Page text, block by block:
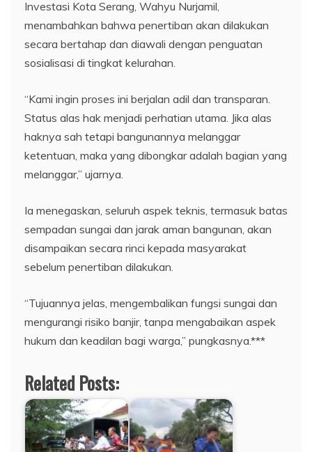
Investasi Kota Serang, Wahyu Nurjamil,
menambahkan bahwa penertiban akan dilakukan
secara bertahap dan diawali dengan penguatan
sosialisasi di tingkat kelurahan.
“Kami ingin proses ini berjalan adil dan transparan.
Status alas hak menjadi perhatian utama. Jika alas
haknya sah tetapi bangunannya melanggar
ketentuan, maka yang dibongkar adalah bagian yang
melanggar,” ujarnya.
Ia menegaskan, seluruh aspek teknis, termasuk batas
sempadan sungai dan jarak aman bangunan, akan
disampaikan secara rinci kepada masyarakat
sebelum penertiban dilakukan.
“Tujuannya jelas, mengembalikan fungsi sungai dan
mengurangi risiko banjir, tanpa mengabaikan aspek
hukum dan keadilan bagi warga,” pungkasnya.***
Related Posts: